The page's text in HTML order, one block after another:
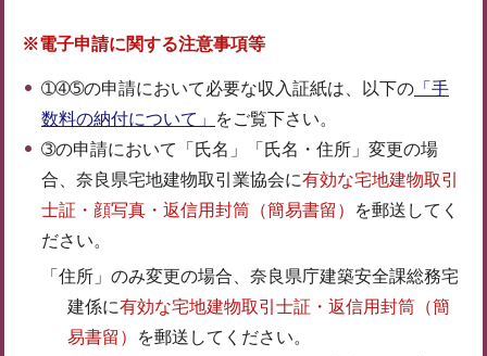
※電子申請に関する注意事項等
➀➃➄の申請において必要な収入証紙は、以下の 「手
数料の納付について」
をご覧下さい。
➂の申請において「氏名」「氏名・住所」変更の場
合、奈良県宅地建物取引業協会に有効な宅地建物取引
士証・顔写真・返信用封筒（簡易書留）
を郵送してく
ださい。
「住所」のみ変更の場合、奈良県庁建築安全課総務宅
建係に有効な宅地建物取引士証・返信用封筒（簡
易書留）
を郵送してください。